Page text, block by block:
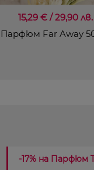
15,29 € / 29,90 лв.
Парфюм Far Away
-17% на Парфюм